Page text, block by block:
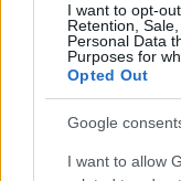
I want to opt-
Retention,
Personal Data
Purposes for
Opted Out
Google
I want to allow
του ιού του
με κρούσματα
- «Καμπανάκι»